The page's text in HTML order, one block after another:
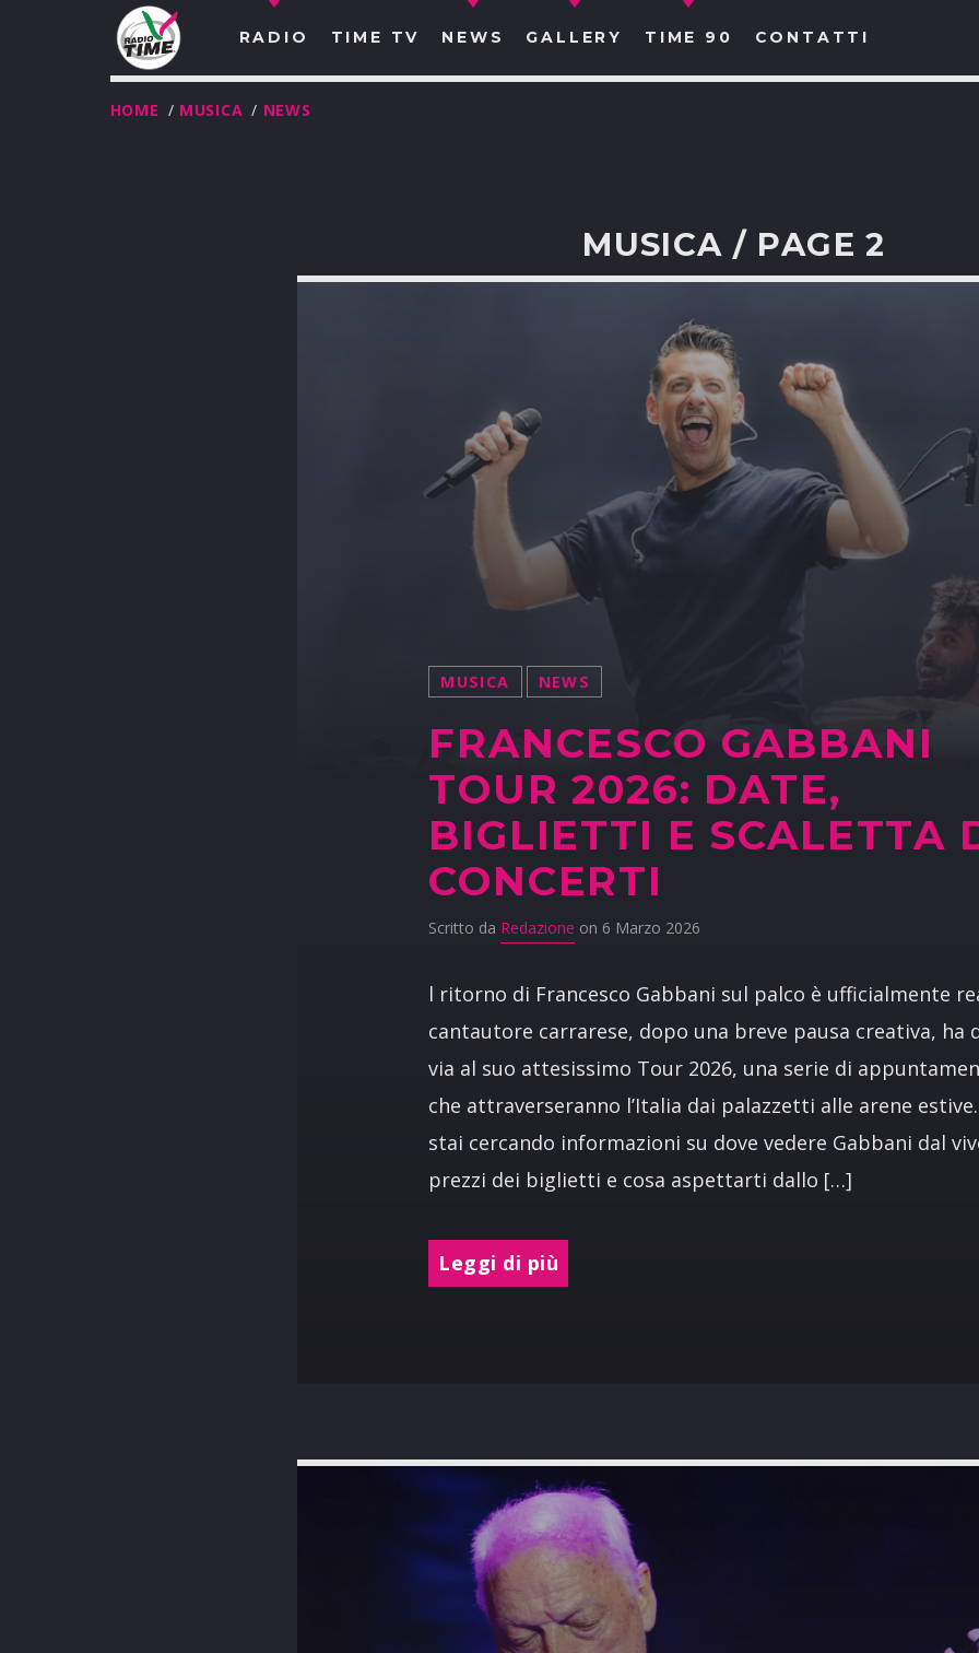
RADIO TIME TV NEWS GALLERY TIME 90 CONTATTI
CERCA NEL SITO WEB:
HOME / MUSICA / NEWS
MUSICA / PAGE 2
MUSICA NEWS
FRANCESCO GABBANI
TOUR 2026: DATE,
BIGLIETTI E SCALETTA
CONCERTI
Scritto da Redazione on 6 Marzo 2026
l ritorno di Francesco Gabbani sul palco è ufficialmente
cantautore carrarese, dopo una breve pausa creativa, ha
via al suo attesissimo Tour 2026, una serie di
che attraverseranno l’Italia dai palazzetti alle arene estive.
stai cercando informazioni su dove vedere Gabbani dal
prezzi dei biglietti e cosa aspettarti dallo […]
Leggi di più